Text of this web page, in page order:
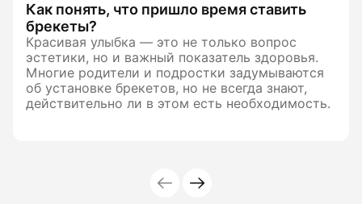
Как понять, что пришло время ставить
брекеты?
Красивая улыбка — это не только вопрос
эстетики, но и важный показатель здоровья.
Многие родители и подростки задумываются
об установке брекетов, но не всегда знают,
действительно ли в этом есть необходимость.